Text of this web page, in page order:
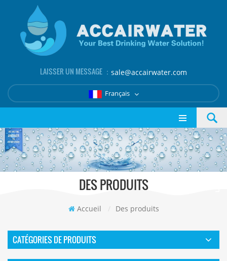
LAISSER UN MESSAGE ： sale@accairwater.com
Français
DES PRODUITS
Accueil / Des produits
CATÉGORIES DE PRODUITS